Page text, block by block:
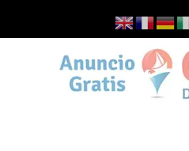
Guía de Almuñécar